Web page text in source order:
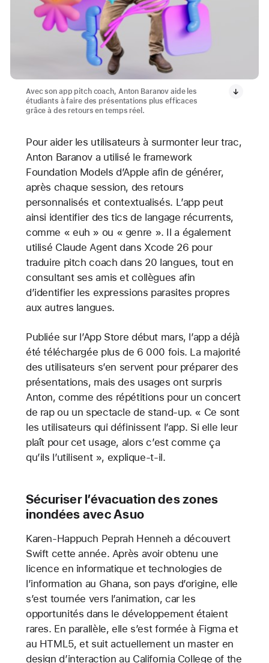
Avec son app pitch coach, Anton Baranov aide les
étudiants à faire des présentations plus efficaces
grâce à des retours en temps réel.
Pour aider les utilisateurs à surmonter leur trac,
Anton Baranov a utilisé le framework
Foundation Models d’Apple afin de générer,
après chaque session, des retours
personnalisés et contextualisés. L’app peut
ainsi identifier des tics de langage récurrents,
comme « euh » ou « genre ». Il a également
utilisé Claude Agent dans Xcode 26 pour
traduire pitch coach dans 20 langues, tout en
consultant ses amis et collègues afin
d’identifier les expressions parasites propres
aux autres langues.
Publiée sur l’App Store début mars, l’app a déjà
été téléchargée plus de 6 000 fois. La majorité
des utilisateurs s’en servent pour préparer des
présentations, mais des usages ont surpris
Anton, comme des répétitions pour un concert
de rap ou un spectacle de stand-up. « Ce sont
les utilisateurs qui définissent l’app. Si elle leur
plaît pour cet usage, alors c’est comme ça
qu’ils l’utilisent », explique-t-il.
Sécuriser l’évacuation des zones
inondées avec Asuo
Karen-Happuch Peprah Henneh a découvert
Swift cette année. Après avoir obtenu une
licence en informatique et technologies de
l’information au Ghana, son pays d’origine, elle
s’est tournée vers l’animation, car les
opportunités dans le développement étaient
rares. En parallèle, elle s’est formée à Figma et
au HTML5, et suit actuellement un master en
design d’interaction au California College of the